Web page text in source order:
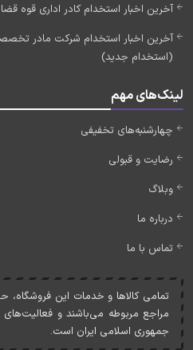
آخرین اخبار استخدام کادر اداری قوه قضاییه 1405 (به
(استخدام جدید)
لینک‌های مهم
چهارشنبه‌های تخفیفی
رضایت و قبولی
وبلاگ
درباره ما
تماس با ما
تمامی کالاها و خدمات اين فروشگاه،
مراجع مربوطه می‌باشند و فعاليت‌های
جمهوری اسلامی ايران است.